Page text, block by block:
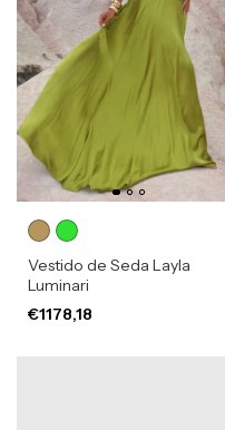
Vestido de Seda Layla
Luminari
€1178,18